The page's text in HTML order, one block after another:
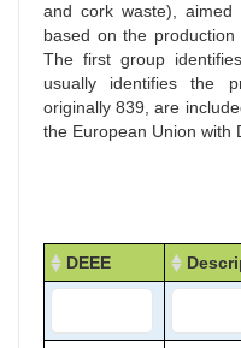
and cork waste), aimed
based on the production
The first group
usually identifies the
originally 839, are
the European Union with
DEEE